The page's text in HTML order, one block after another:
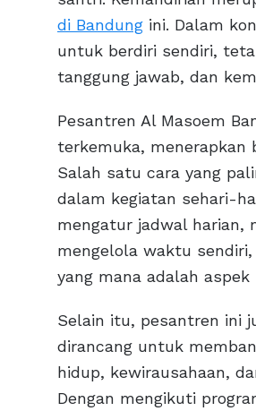
di Bandung ini. Dalam
untuk berdiri sendiri,
tanggung jawab, dan
Pesantren Al Masoem
terkemuka, menerapkan
Salah satu cara yang
dalam kegiatan sehari-
mengatur jadwal harian,
mengelola waktu
yang mana adalah
Selain itu, pesantren ini
dirancang untuk
hidup, kewirausahaan,
Dengan mengikuti